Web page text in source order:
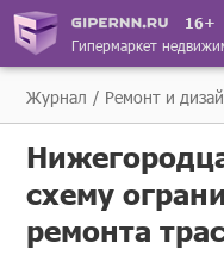
16+
Гипермаркет
Журнал Ремонт и
схему
ремонта